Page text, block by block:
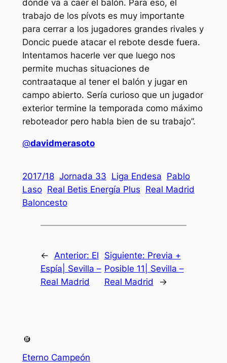
dónde va a caer el balón. Para eso, el
trabajo de los pívots es muy importante
para cerrar a los jugadores grandes rivales y
Doncic puede atacar el rebote desde fuera.
Intentamos hacerle ver que luego nos
permite muchas situaciones de
contraataque al tener el balón y jugar en
campo abierto. Sería curioso que un jugador
exterior termine la temporada como máximo
reboteador pero habla bien de su trabajo”.
@davidmerasoto
2017/18 Jornada 33 Liga Endesa Pablo
Laso Real Betis Energía Plus Real Madrid
Baloncesto
← Anterior: El
Espía| Sevilla –
Real Madrid
Siguiente: Previa +
Posible 11| Sevilla –
Real Madrid
→
Eterno Campeón